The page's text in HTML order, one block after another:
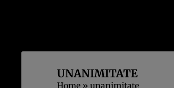
UNANIMITATE
Home » unanimitate